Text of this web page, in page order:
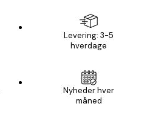
Levering: 3-5
hverdage
Nyheder hver
måned